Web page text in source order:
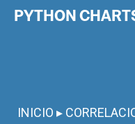
PYTHON
INICIO